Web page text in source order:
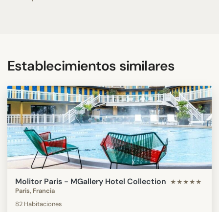
Establecimientos similares
Molitor Paris - MGallery Hotel Collection ★★★★★
Paris, Francia
82 Habitaciones